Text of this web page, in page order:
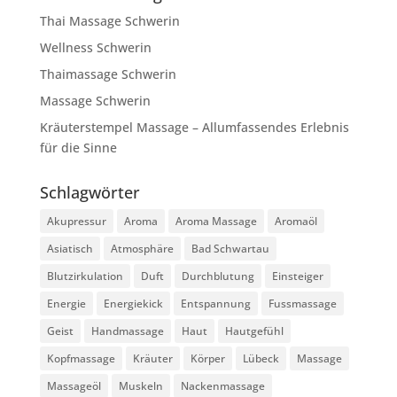
Thai Massage Schwerin
Wellness Schwerin
Thaimassage Schwerin
Massage Schwerin
Kräuterstempel Massage – Allumfassendes Erlebnis
für die Sinne
Schlagwörter
Akupressur Aroma Aroma Massage
Aromaöl
Asiatisch
Atmosphäre
Bad Schwartau
Blutzirkulation
Duft Durchblutung
Einsteiger
Energie
Energiekick Entspannung
Fussmassage
Geist
Handmassage Haut
Hautgefühl
Kopfmassage
Kräuter Körper Lübeck
Massage
Massageöl
Muskeln Nackenmassage